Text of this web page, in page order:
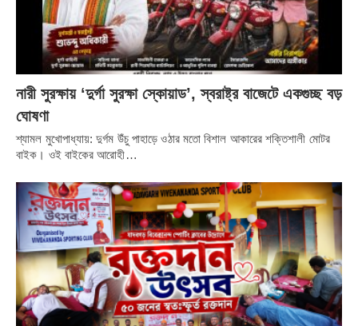
নারী সুরক্ষায় ‘দুর্গা সুরক্ষা স্কোয়াড’, স্বরাষ্ট্র বাজেটে একগুচ্ছ বড়
ঘোষণা
শ্যামল মুখোপাধ্যায়: দুর্গম উঁচু পাহাড়ে ওঠার মতো বিশাল আকারের শক্তিশালী মোটর
বাইক। ওই বাইকের আরোহী…